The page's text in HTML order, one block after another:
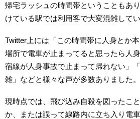
帰宅ラッシュの時間帯ということもあ
けている駅では利用客で大変混雑して
Twitter上には「この時間帯に人身とか
場所で電車が止まってると思ったら人
宿線が人身事故で止まって帰れない」
雑」などと様々な声が多数ありました。
現時点では、飛び込み自殺を図ったこ
か、または誤って線路内に立ち入り電